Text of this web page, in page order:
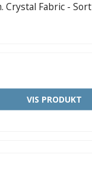
Crystal Fabric - Sort
VIS PRODUKT